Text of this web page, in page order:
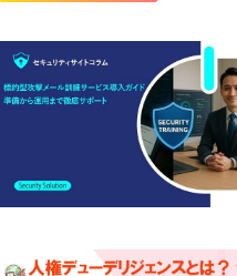
「標的型攻撃メール訓練サ
「人権デューデリジェンス